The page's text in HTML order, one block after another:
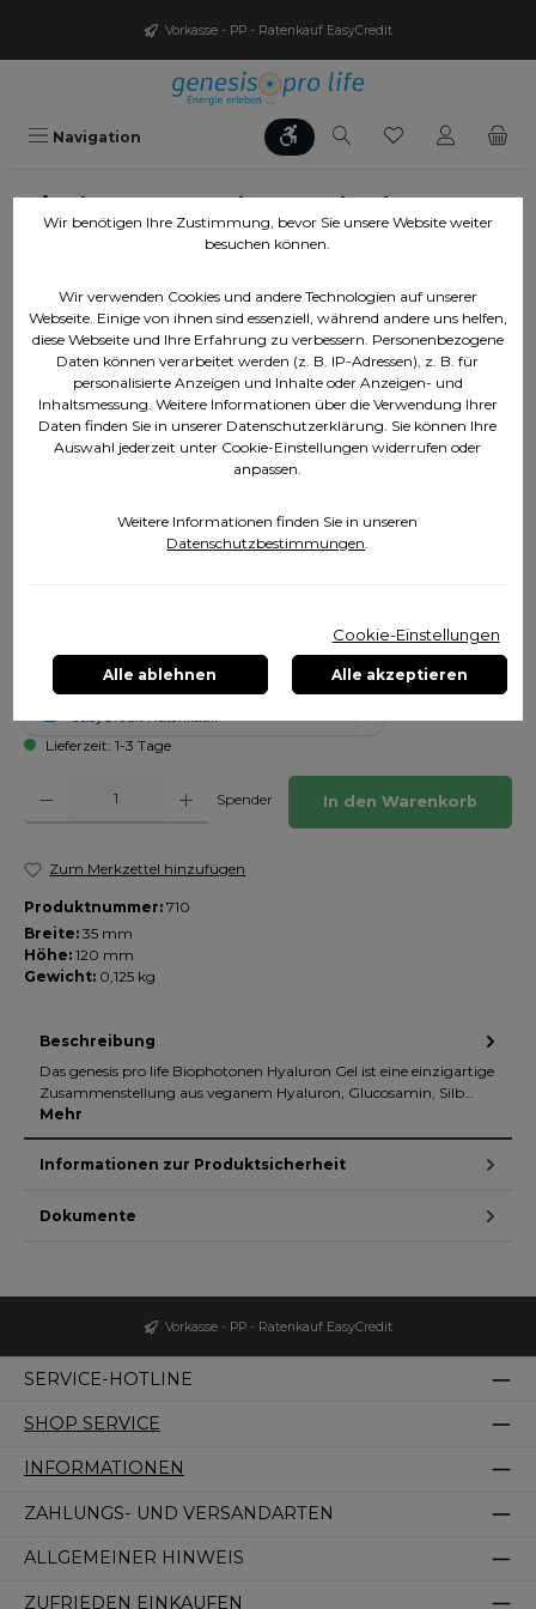
Zum Hauptinhalt springen
Vorkasse - PP - Ratenkauf EasyCredit
Navigation Werkzeugleiste anzeigen
Du hast 0
Biophotonen Hyaluron Gel - Charge:
K250108/2 - MHD 09/2026
Bildergalerie überspringen
Lieferzeit: 1-3 Tage
Produkt Anzahl: Gib den gewünschten Wert ein oder benutze die
Spender In den Warenkorb
Zum Merkzettel hinzufügen
Produktnummer: 710
Breite: 35 mm
Höhe: 120 mm
Gewicht: 0,125 kg
Beschreibung
Das genesis pro life Biophotonen Hyaluron Gel ist eine einzigartige
Zusammenstellung aus veganem Hyaluron, Glucosamin, Silb…
Mehr
Informationen zur Produktsicherheit
Dokumente
Vorkasse - PP - Ratenkauf EasyCredit
SERVICE-HOTLINE
SHOP SERVICE
INFORMATIONEN
ZAHLUNGS- UND VERSANDARTEN
ALLGEMEINER HINWEIS
ZUFRIEDEN EINKAUFEN
Wir benötigen Ihre Zustimmung, bevor Sie unsere Website weiter
besuchen können.
Wir verwenden Cookies und andere Technologien auf unserer
Webseite. Einige von ihnen sind essenziell, während andere uns helfen,
diese Webseite und Ihre Erfahrung zu verbessern. Personenbezogene
Daten können verarbeitet werden (z. B. IP-Adressen), z. B. für
personalisierte Anzeigen und Inhalte oder Anzeigen- und
Inhaltsmessung. Weitere Informationen über die Verwendung Ihrer
Daten finden Sie in unserer Datenschutzerklärung. Sie können Ihre
Auswahl jederzeit unter Cookie-Einstellungen widerrufen oder
anpassen.
Weitere Informationen finden Sie in unseren
Datenschutzbestimmungen
Cookie-Einstellungen
Alle ablehnen Alle akzeptieren